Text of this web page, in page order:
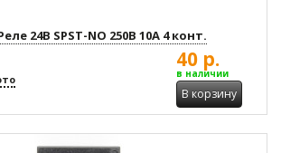
24В SPST-NO 250В 10А 4 конт.
40 р.
в наличии
В корзину